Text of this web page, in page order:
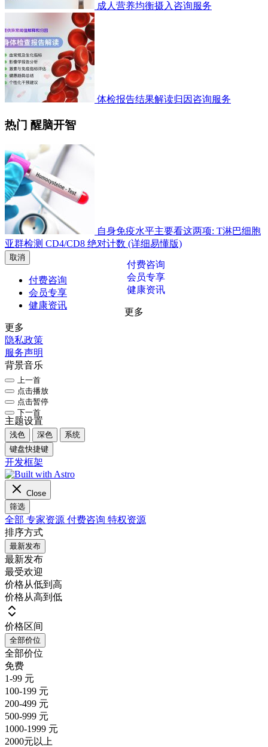
成人营养均衡摄入咨询服务
体检报告结果解读归因咨询服务
热门 醒脑开智
自身免疫水平主要看这两项: T淋巴细胞
亚群检测 CD4/CD8 绝对计数 (详细易懂版)
取消
付费咨询
付费咨询
会员专享
会员专享
健康资讯
健康资讯
更多
更多
隐私政策
服务声明
背景音乐
上一首
点击播放
点击暂停
下一首
主题设置
浅色 深色
系统
键盘快捷键
开发框架
Close
筛选
全部 专家资源 付费咨询 特权资源
排序方式
最新发布
最新发布
最受欢迎
价格从低到高
价格从高到低
价格区间
全部价位
全部价位
免费
1-99 元
100-199 元
200-499 元
500-999 元
1000-1999 元
2000元以上